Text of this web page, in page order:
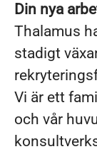
Din nya
Thalamus
stadigt
Vi är ett
och vår